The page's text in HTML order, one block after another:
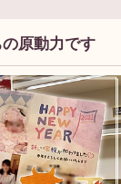
原動力です